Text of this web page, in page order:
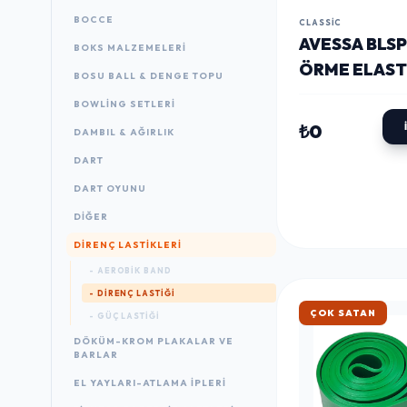
BOCCE
BOKS MALZEMELERI
BOSU BALL & DENGE TOPU
BOWLING SETLERI
DAMBIL & AĞIRLIK
DART
DART OYUNU
DIĞER
DIRENÇ LASTIKLERI
- AEROBIK BAND
- DIRENÇ LASTIĞI
- GÜÇ LASTIĞI
DÖKÜM-KROM PLAKALAR VE
BARLAR
EL YAYLARI-ATLAMA IPLERI
CLASSIC
AVESSA
ÖRME
MOR
₺0
HIZLI KARGO